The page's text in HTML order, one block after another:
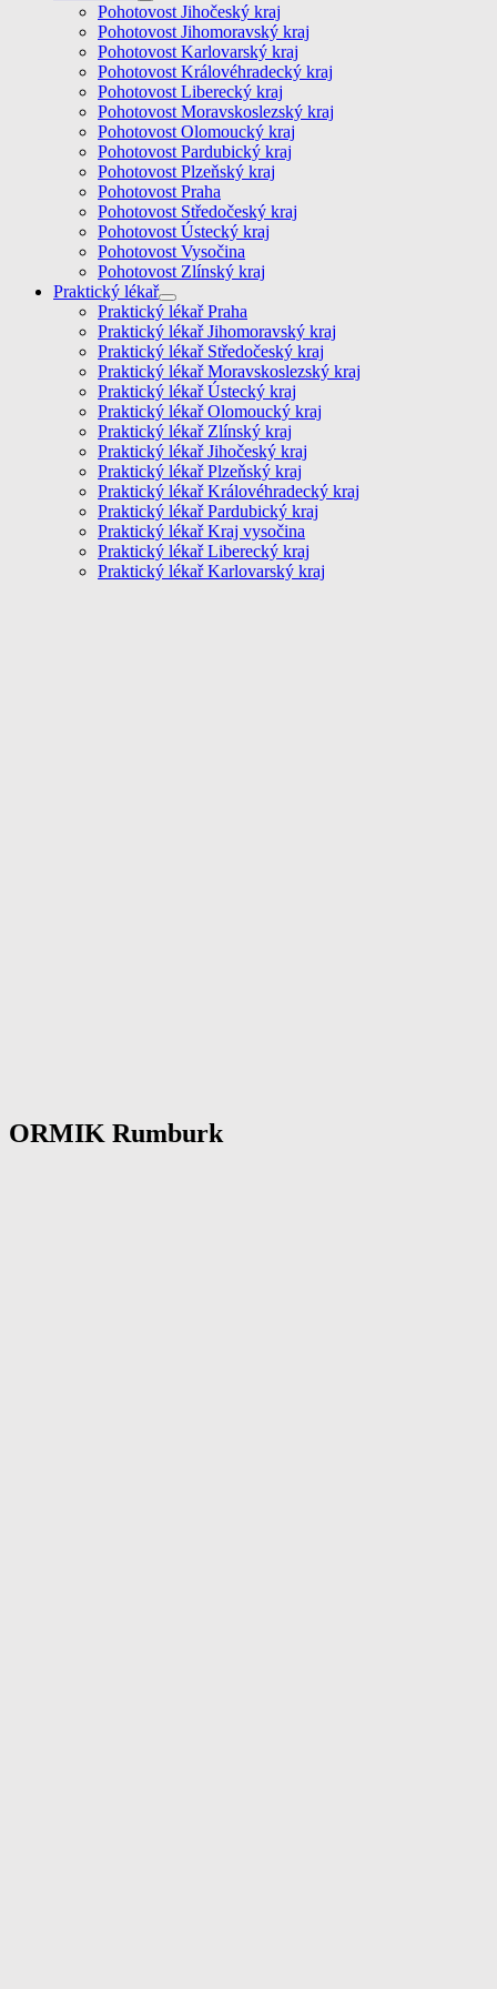
Pohotovost Jihočeský kraj
Pohotovost Jihomoravský kraj
Pohotovost Karlovarský kraj
Pohotovost Královéhradecký kraj
Pohotovost Liberecký kraj
Pohotovost Moravskoslezský kraj
Pohotovost Olomoucký kraj
Pohotovost Pardubický kraj
Pohotovost Plzeňský kraj
Pohotovost Praha
Pohotovost Středočeský kraj
Pohotovost Ústecký kraj
Pohotovost Vysočina
Pohotovost Zlínský kraj
Praktický lékař
Praktický lékař Praha
Praktický lékař Jihomoravský kraj
Praktický lékař Středočeský kraj
Praktický lékař Moravskoslezský kraj
Praktický lékař Ústecký kraj
Praktický lékař Olomoucký kraj
Praktický lékař Zlínský kraj
Praktický lékař Jihočeský kraj
Praktický lékař Plzeňský kraj
Praktický lékař Královéhradecký kraj
Praktický lékař Pardubický kraj
Praktický lékař Kraj vysočina
Praktický lékař Liberecký kraj
Praktický lékař Karlovarský kraj
ORMIK Rumburk